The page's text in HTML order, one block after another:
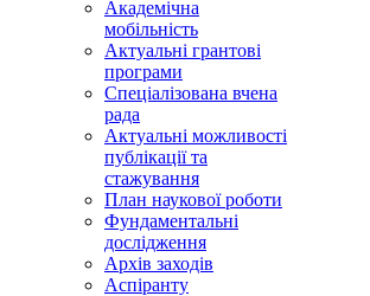
Академічна
мобільність
Актуальні грантові
програми
Спеціалізована вчена
рада
Актуальні можливості
публікації та
стажування
План наукової роботи
Фундаментальні
дослідження
Архів заходів
Аспіранту